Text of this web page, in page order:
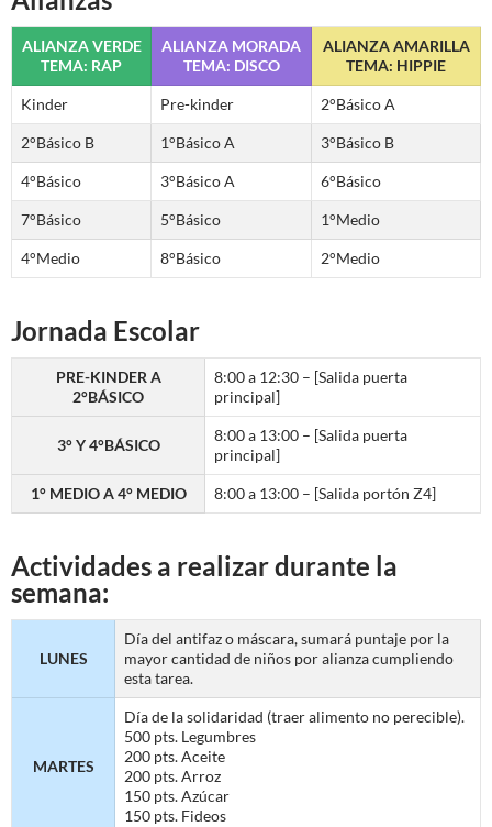
ALIANZA VERDE
TEMA: RAP
ALIANZA MORADA
TEMA: DISCO
ALIANZA AMARILLA
TEMA: HIPPIE
Kinder Pre-kinder 2°Básico A
2°Básico B 1°Básico A 3°Básico B
4°Básico 3°Básico A 6°Básico
7°Básico 5°Básico 1°Medio
4°Medio 8°Básico 2°Medio
Jornada Escolar
PRE-KINDER A
2°BÁSICO
8:00 a 12:30 – [Salida puerta
principal]
3° Y 4°BÁSICO
8:00 a 13:00 – [Salida puerta
principal]
1° MEDIO A 4° MEDIO 8:00 a 13:00 – [Salida portón Z4]
Actividades a realizar durante la
semana:
LUNES
Día del antifaz o máscara, sumará puntaje por la
mayor cantidad de niños por alianza cumpliendo
esta tarea.
MARTES
Día de la solidaridad (traer alimento no perecible).
500 pts. Legumbres
200 pts. Aceite
200 pts. Arroz
150 pts. Azúcar
150 pts. Fideos